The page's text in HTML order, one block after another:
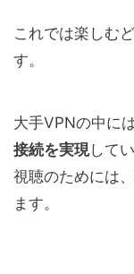
これでは楽しむ
す。
大手VPNの中には
接続を実現して
視聴のためには、
ます。